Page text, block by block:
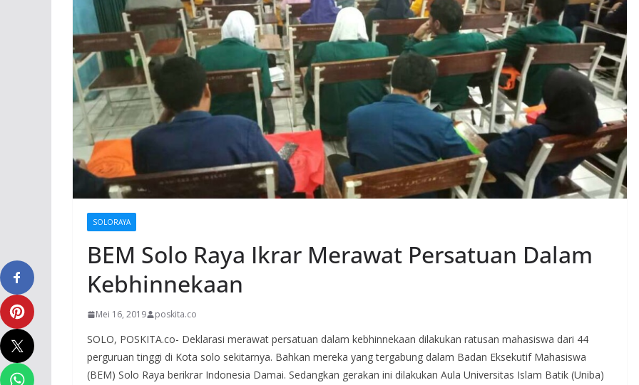
SOLORAYA
BEM Solo Raya Ikrar Merawat Persatuan Dalam
Kebhinnekaan
Mei 16, 2019 poskita.co
SOLO, POSKITA.co- Deklarasi merawat persatuan dalam kebhinnekaan dilakukan ratusan mahasiswa dari 44
perguruan tinggi di Kota solo sekitarnya. Bahkan mereka yang tergabung dalam Badan Eksekutif Mahasiswa
(BEM) Solo Raya berikrar Indonesia Damai. Sedangkan gerakan ini dilakukan Aula Universitas Islam Batik (Uniba)